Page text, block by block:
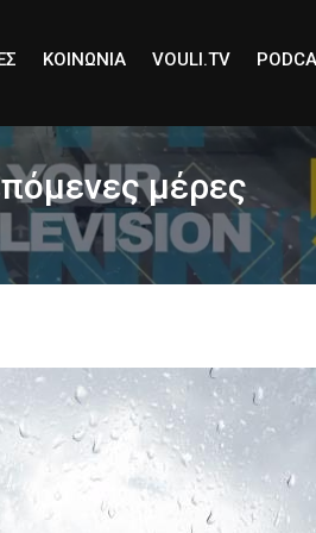
ΚΟΙΝΩΝΙΑ VOULI.TV
μέρες